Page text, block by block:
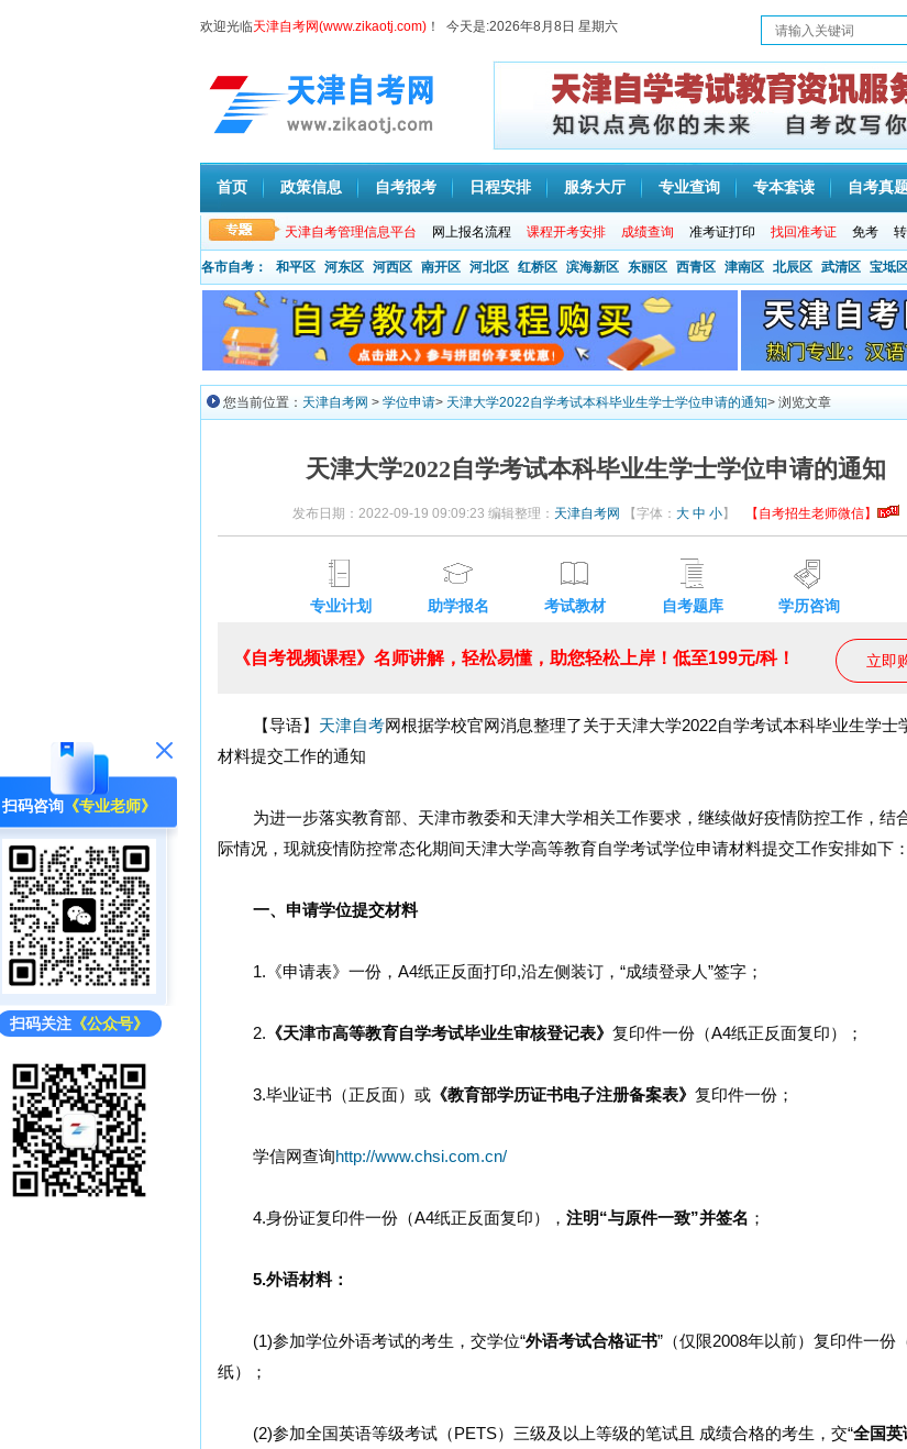
扫码咨询 《专业老师》
扫码关注 《公众号》
欢迎光临天津自考网(www.zikaotj.com) ！ 今天是:2026年8月8日 星期六
首页 政策信息 自考报考 日程安排 服务大厅 专业查询 专本套读 自考真
天津自考管理信息平台 网上报名流程 课程开考安排 成绩查询 准考证打印 找回准考证 免考
各市自考： 和平区 河东区 河西区 南开区 河北区 红桥区 滨海新区 东丽区 西青区 津南区 北辰区 武清区 宝坻
您当前位置： 天津自考网 > 学位申请> 天津大学2022自学考试本科毕业生学士学位申请的通知> 浏览文章
天津大学2022自学考试本科毕业生学士学位申请的通知
发布日期：2022-09-19 09:09:23 编辑整理： 天津自考网 【字体： 大 中 小】 【自考招生老师微信】
专业计划 助学报名 考试教材 自考题库 学历咨询
立即
《自考视频课程》名师讲解，轻松易懂，助您轻松上岸！低至199元/科！
【导语】 天津自考网根据学校官网消息整理了关于天津大学2022自学考试本科毕业生学士
材料提交工作的通知
为进一步落实教育部、天津市教委和天津大学相关工作要求，继续做好疫情防控工作，结
际情况，现就疫情防控常态化期间天津大学高等教育自学考试学位申请材料提交工作安排如下：
一、申请学位提交材料
1.《申请表》一份，A4纸正反面打印,沿左侧装订，“成绩登录人”签字；
2. 《天津市高等教育自学考试毕业生审核登记表》 复印件一份（A4纸正反面复印）；
3.毕业证书（正反面）或 《教育部学历证书电子注册备案表》 复印件一份；
学信网查询http://www.chsi.com.cn/
4.身份证复印件一份（A4纸正反面复印）， 注明“与原件一致”并签名 ；
5.外语材料：
(1)参加学位外语考试的考生，交学位“外语考试合格证书”（仅限2008年以前）复印件一份
纸）；
(2)参加全国英语等级考试（PETS）三级及以上等级的笔试且 成绩合格的考生，交“全国英